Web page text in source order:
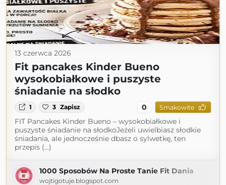
13 czerwca 2026
Fit pancakes Kinder Bueno
wysokobiałkowe i puszyste
śniadanie na słodko
1 3 Zapisz 0 Smakowite
FIT Pancakes Kinder Bueno – wysokobiałkowe i
puszyste śniadanie na słodkoJeżeli uwielbiasz słodkie
śniadania, ale jednocześnie dbasz o sylwetkę, ten
przepis (...)
1000 Sposobów Na Proste Tanie Fit Dania
wojtigotuje.blogspot.com